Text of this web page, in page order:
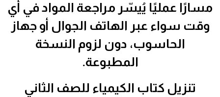
مسارًا عمليًا يُيسّر مراجعة المواد في أي
وقت سواء عبر الهاتف الجوال أو جهاز
الحاسوب، دون لزوم النسخة
المطبوعة.
تنزيل كتاب الكيمياء للصف الثاني